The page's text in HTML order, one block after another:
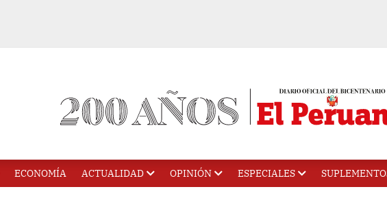
ECONOMÍA ACTUALIDAD OPINIÓN ESPECIALES